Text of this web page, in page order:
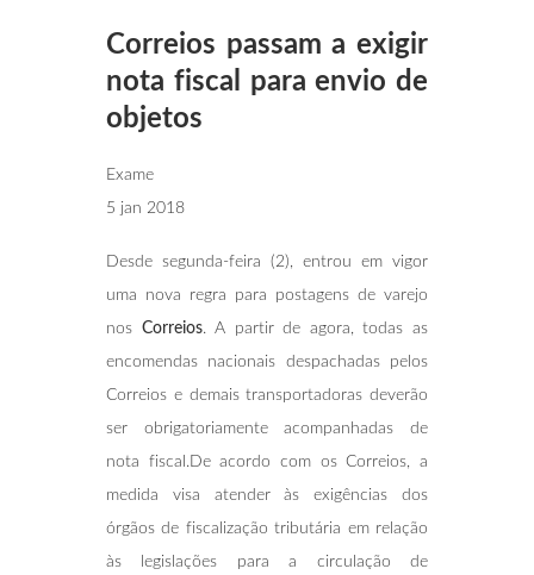
Correios passam a exigir
nota fiscal para envio de
objetos
Exame
5 jan 2018
Desde segunda-feira (2), entrou em vigor
uma nova regra para postagens de varejo
nos Correios. A partir de agora, todas as
encomendas nacionais despachadas pelos
Correios e demais transportadoras deverão
ser obrigatoriamente acompanhadas de
nota fiscal.De acordo com os Correios, a
medida visa atender às exigências dos
órgãos de fiscalização tributária em relação
às legislações para a circulação de